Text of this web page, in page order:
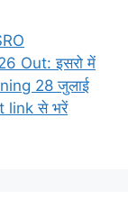
Out: इसरो में
28 जुलाई
link से भरें